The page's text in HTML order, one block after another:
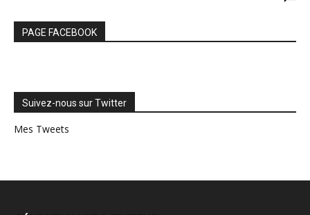
PAGE FACEBOOK
Suivez-nous sur Twitter
Mes Tweets